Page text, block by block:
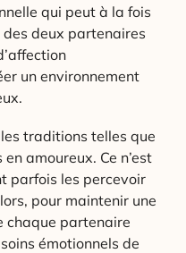
qui peut à la fois
deux partenaires
un environnement
traditions telles que
amoureux. Ce n’est
parfois les percevoir
pour maintenir une
chaque partenaire
émotionnels de